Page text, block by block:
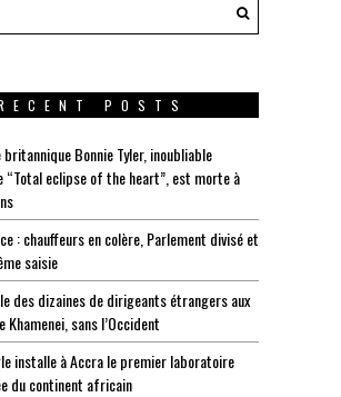
POSTS
britannique Bonnie Tyler, inoubliable
eclipse of the heart”, est morte à
: chauffeurs en colère, Parlement divisé et
saisie
des dizaines de dirigeants étrangers aux
sans l’Occident
installe à Accra le premier laboratoire
du continent africain